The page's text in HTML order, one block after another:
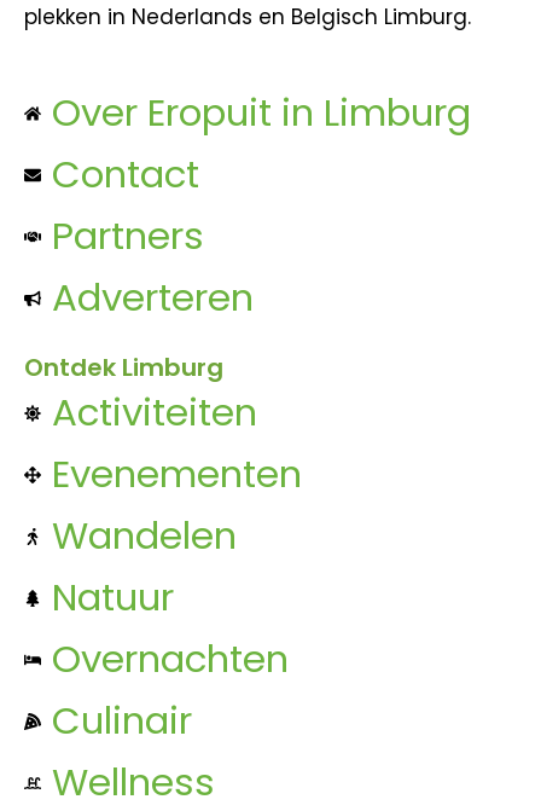
plekken in Nederlands en Belgisch Limburg.
Over Eropuit in Limburg
Contact
Partners
Adverteren
Ontdek Limburg
Activiteiten
Evenementen
Wandelen
Natuur
Overnachten
Culinair
Wellness